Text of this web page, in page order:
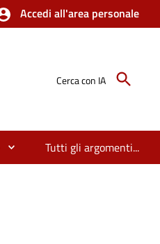
Accedi all'area personale
Cerca con IA
Tutti gli argomenti...